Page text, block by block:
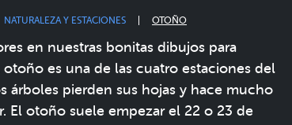
NATURALEZA Y ESTACIONES OTOÑO
en nuestras bonitas dibujos para
es una de las cuatro estaciones del
árboles pierden sus hojas y hace mucho
El otoño suele empezar el 22 o 23 de